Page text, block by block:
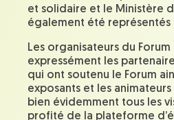
et solidaire et le Ministère
également été représentés
Les organisateurs du
expressément les
qui ont soutenu le Forum
exposants et les
bien évidemment tous les
profité de la plateforme